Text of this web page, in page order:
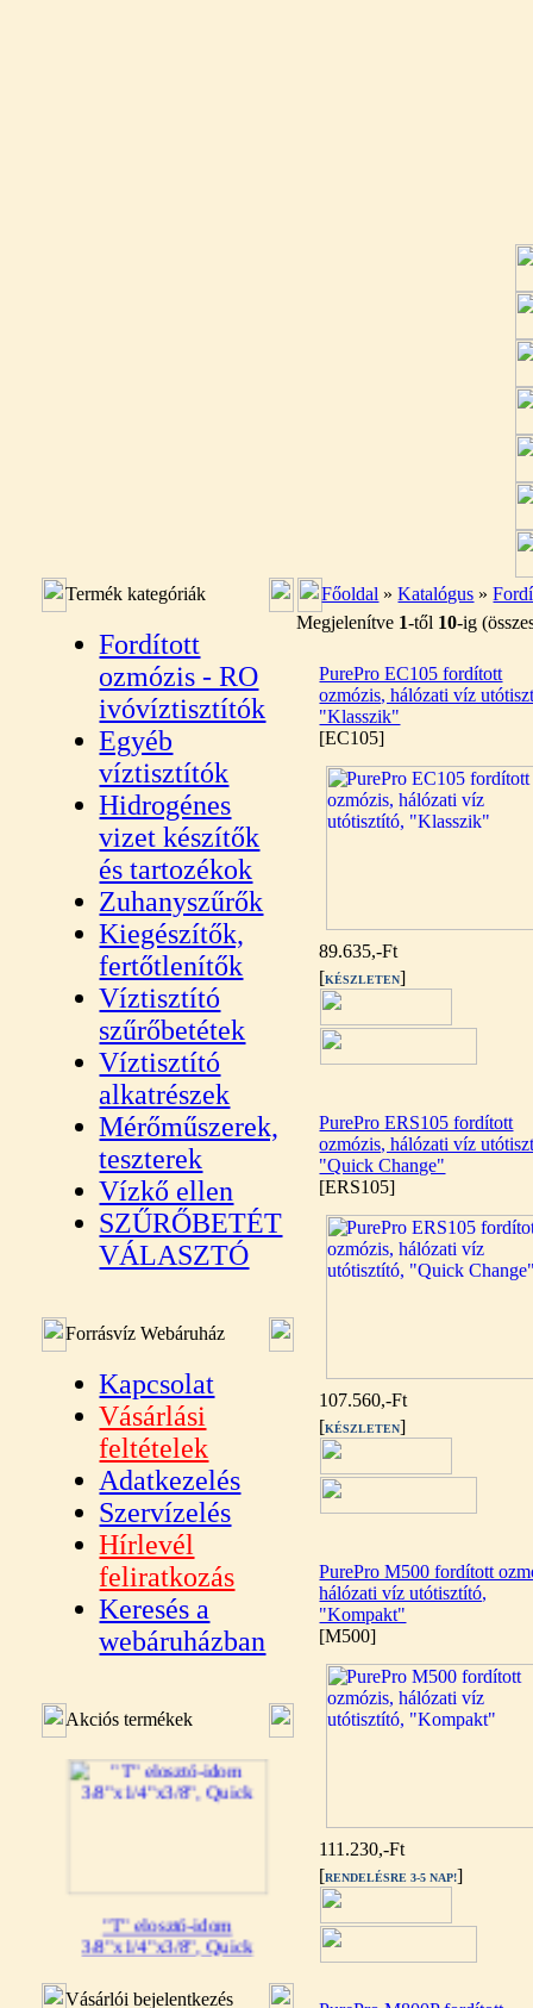
Termék kategóriák
Fordított
ozmózis - RO
ivóvíztisztítók
Egyéb
víztisztítók
Hidrogénes
vizet készítők
és tartozékok
Zuhanyszűrők
Kiegészítők,
fertőtlenítők
Víztisztító
szűrőbetétek
Víztisztító
alkatrészek
Mérőműszerek,
teszterek
Vízkő ellen
SZŰRŐBETÉT
VÁLASZTÓ
Forrásvíz Webáruház
Kapcsolat
Vásárlási
feltételek
Adatkezelés
Szervízelés
Hírlevél
feliratkozás
Keresés a
webáruházban
Akciós termékek
"T" elosztó-idom
3/8"x1/4"x3/8", Quick
320,-Ft
Vásárlói bejelentkezés
Főoldal »Katalógus »
Megjelenítve 1-től 10-ig
PurePro EC105 fordított
ozmózis, hálózati víz
"Klasszik"
[EC105]
89.635,-Ft
[KÉSZLETEN]
PurePro ERS105 fordított
ozmózis, hálózati víz
"Quick Change"
[ERS105]
107.560,-Ft
[KÉSZLETEN]
PurePro M500 fordított
hálózati víz utótisztító,
"Kompakt"
[M500]
111.230,-Ft
[RENDELÉSRE 3-5 NAP!]